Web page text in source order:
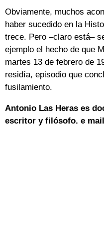
Obviamente, muchos
haber sucedido en la
trece. Pero –claro está–
ejemplo el hecho de que
martes 13 de febrero de
residía, episodio que
fusilamiento.
Antonio Las Heras es
escritor y filósofo. e